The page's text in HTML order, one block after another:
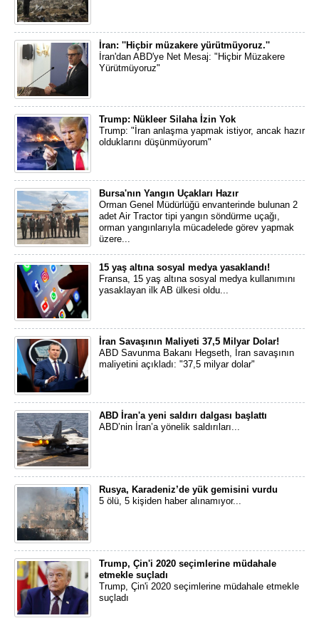
İran: ''Hiçbir müzakere yürütmüyoruz.''
İran'dan ABD'ye Net Mesaj: "Hiçbir Müzakere
Yürütmüyoruz"
Trump: Nükleer Silaha İzin Yok
Trump: "İran anlaşma yapmak istiyor, ancak hazır
olduklarını düşünmüyorum"
Bursa'nın Yangın Uçakları Hazır
Orman Genel Müdürlüğü envanterinde bulunan 2
adet Air Tractor tipi yangın söndürme uçağı,
orman yangınlarıyla mücadelede görev yapmak
üzere...
15 yaş altına sosyal medya yasaklandı!
Fransa, 15 yaş altına sosyal medya kullanımını
yasaklayan ilk AB ülkesi oldu...
İran Savaşının Maliyeti 37,5 Milyar Dolar!
ABD Savunma Bakanı Hegseth, İran savaşının
maliyetini açıkladı: "37,5 milyar dolar"
ABD İran'a yeni saldırı dalgası başlattı
ABD’nin İran’a yönelik saldırıları...
Rusya, Karadeniz’de yük gemisini vurdu
5 ölü, 5 kişiden haber alınamıyor...
Trump, Çin'i 2020 seçimlerine müdahale
etmekle suçladı
Trump, Çin'i 2020 seçimlerine müdahale etmekle
suçladı